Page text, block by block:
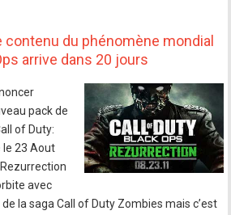
contenu du phénomène mondial
arrive dans 20 jours
pack de
of Duty:
le 23 Aout
avec
la saga Call of Duty Zombies mais c’est